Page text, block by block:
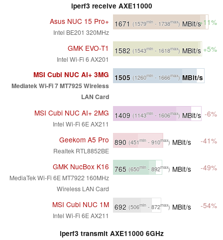
iperf3 receive AXE11000
Asus NUC 15 Pro+
Intel BE201 320MHz
1671 (1579min - 1738max) MBit/s+11%
GMK EVO-T1
Intel Wi-Fi 6 AX201
1582 (1543min - 1618max) MBit/s +5%
MSI Cubi NUC AI+ 3MG
Mediatek Wi-Fi 7 MT7925 Wireless
LAN Card
1505 (1260min - 1666max) MBit/s
MSI Cubi NUC AI+ 2MG
Intel Wi-Fi 6E AX211
1409 (1143min - 1606max)MBit/s -6%
Geekom A5 Pro
Realtek RTL8852BE
890 (451min - 910max) MBit/s -41%
GMK NucBox K16
MediaTek Wi-Fi 6E MT7922 160MHz
Wireless LAN Card
765 (650min - 892max) MBit/s -49%
MSI Cubi NUC 1M
Intel Wi-Fi 6E AX211
692 (506min - 872max) MBit/s -54%
iperf3 transmit AXE11000 6GHz